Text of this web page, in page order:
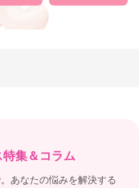
集＆コラム
あなたの悩みを解決する